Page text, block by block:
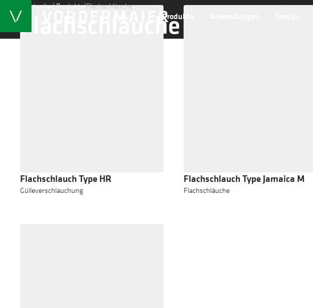
Produkte
Startseite|Produkte|Flachschläuche
Flachschläuche
Flachschlauch Type HR
Gülleverschlauchung
Flachschlauch Type Jamaica M
Flachschläuche